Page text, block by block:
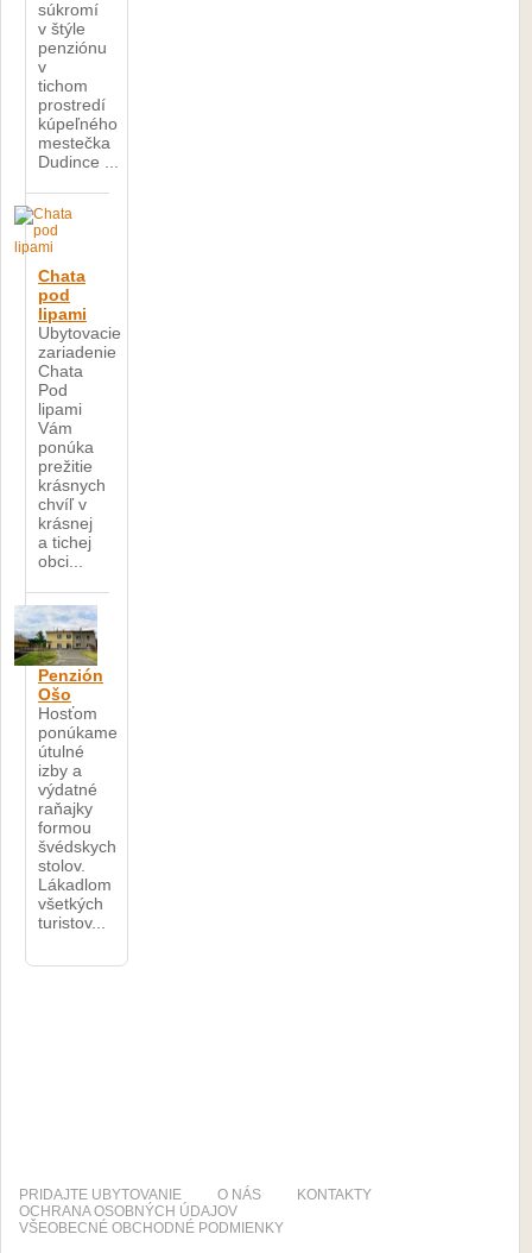
súkromí
v štýle
penziónu
v
tichom
prostredí
kúpeľného
mestečka
Dudince ...
Chata
pod
lipami
Ubytovacie
zariadenie
Chata
Pod
lipami
Vám
ponúka
prežitie
krásnych
chvíľ v
krásnej
a tichej
obci...
Penzión
Ošo
Hosťom
ponúkame
útulné
izby a
výdatné
raňajky
formou
švédskych
stolov.
Lákadlom
všetkých
turistov...
PRIDAJTE UBYTOVANIE O NÁS
KONTAKTY
OCHRANA OSOBNÝCH ÚDAJOV
VŠEOBECNÉ OBCHODNÉ PODMIENKY